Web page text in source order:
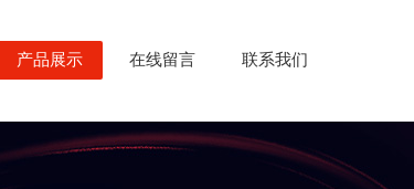
产品展示 在线留言 联系我们